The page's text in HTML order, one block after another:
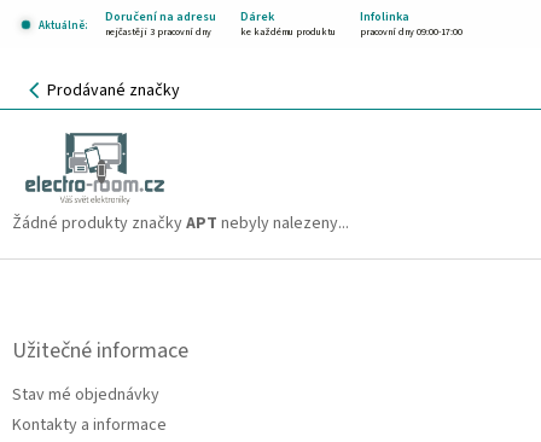
Aktuálně:
Doručení na adresu Dárek Infolinka
nejčastěji 3 pracovní dny ke každému produktu pracovní dny 09:00-17:00
NÁKUPNÍ
KOŠÍK
Prodávané značky
Žádné produkty značkyAPT nebyly nalezeny...
Z
Užitečné informace
Stav mé objednávky
Kontakty a informace